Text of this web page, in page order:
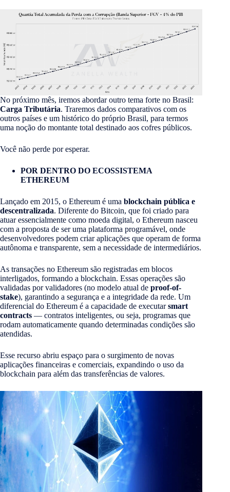
No próximo mês, iremos abordar outro tema forte no Brasil:
Carga Tributária. Traremos dados comparativos com os
outros países e um histórico do próprio Brasil, para termos
uma noção do montante total destinado aos cofres públicos.
Você não perde por esperar.
POR DENTRO DO ECOSSISTEMA
ETHEREUM
Lançado em 2015, o Ethereum é uma blockchain pública e
descentralizada. Diferente do Bitcoin, que foi criado para
atuar essencialmente como moeda digital, o Ethereum nasceu
com a proposta de ser uma plataforma programável, onde
desenvolvedores podem criar aplicações que operam de forma
autônoma e transparente, sem a necessidade de intermediários.
As transações no Ethereum são registradas em blocos
interligados, formando a blockchain. Essas operações são
validadas por validadores (no modelo atual de proof-of-
stake), garantindo a segurança e a integridade da rede. Um
diferencial do Ethereum é a capacidade de executarsmart
contracts — contratos inteligentes, ou seja, programas que
rodam automaticamente quando determinadas condições são
atendidas.
Esse recurso abriu espaço para o surgimento de novas
aplicações financeiras e comerciais, expandindo o uso da
blockchain para além das transferências de valores.